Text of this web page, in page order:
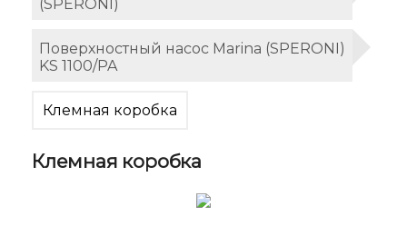
(SPERONI)
Поверхностный насос Marina (SPERONI)
KS 1100/PA
Клемная коробка
Клемная коробка